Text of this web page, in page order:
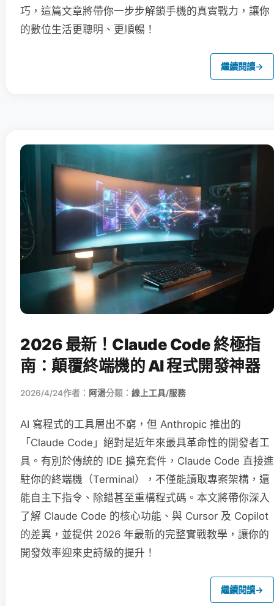
巧，這篇文章將帶你一步步解鎖手機的真實戰力，讓你
的數位生活更聰明、更順暢！
繼續閱讀→
2026 最新！Claude Code 終極指
南：顛覆終端機的 AI 程式開發神器
2026/4/24作者： 阿湯分類： 線上工具/服務
AI 寫程式的工具層出不窮，但 Anthropic 推出的
「Claude Code」絕對是近年來最具革命性的開發者工
具。有別於傳統的 IDE 擴充套件，Claude Code 直接進
駐你的終端機（Terminal），不僅能讀取專案架構，還
能自主下指令、除錯甚至重構程式碼。本文將帶你深入
了解 Claude Code 的核心功能、與 Cursor 及 Copilot
的差異，並提供 2026 年最新的完整實戰教學，讓你的
開發效率迎來史詩級的提升！
繼續閱讀→